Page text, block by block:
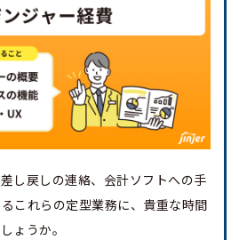
し戻しの連絡、会計ソフトへの手
これらの定型業務に、貴重な時間
ょうか。